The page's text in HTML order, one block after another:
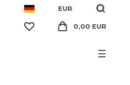
EUR
0,00 EUR
☰